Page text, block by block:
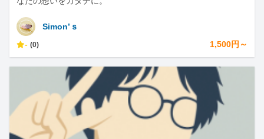
Simon’ｓ
- (0) 1,500円～